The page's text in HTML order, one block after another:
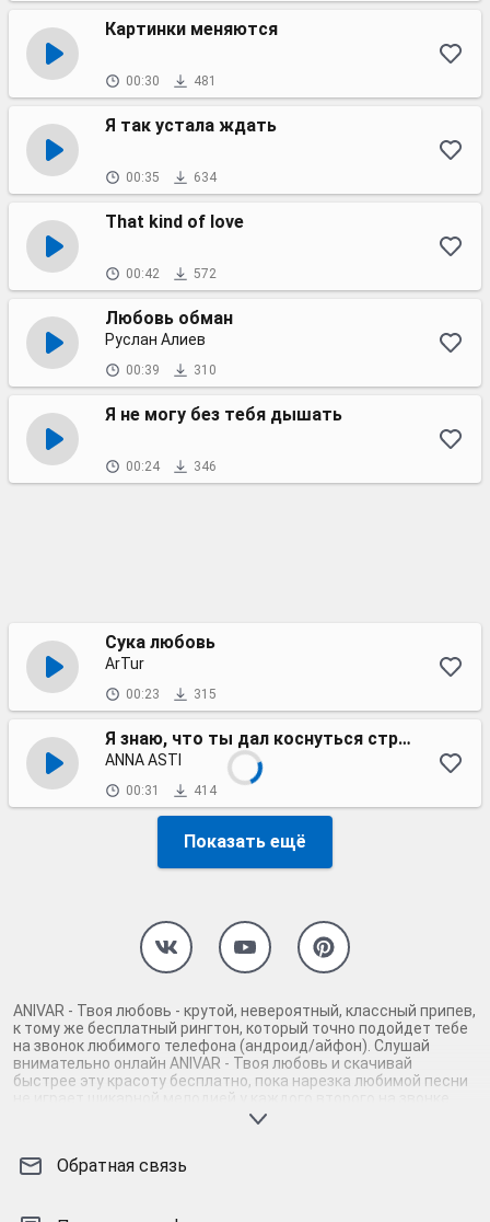
Картинки меняются
00:30 481
Я так устала ждать
00:35 634
That kind of love
00:42 572
Любовь обман
Руслан Алиев
00:39 310
Я не могу без тебя дышать
00:24 346
Сука любовь
ArTur
00:23 315
Я знаю, что ты дал коснуться струн твоей души
ANNA ASTI
00:31 414
Показать ещё
ANIVAR - Твоя любовь - крутой, невероятный, классный припев,
к тому же бесплатный рингтон, который точно подойдет тебе
на звонок любимого телефона (андроид/айфон). Слушай
внимательно онлайн ANIVAR - Твоя любовь и скачивай
быстрее эту красоту бесплатно, пока нарезка любимой песни
не играет шикарной мелодией у каждого второго на звонке.
Будь первым, кто скачает бесплатно сей шедевр музыки и
нарезку mp3 песни на звонок телефона, ну, или m4r мелодию
Обратная связь